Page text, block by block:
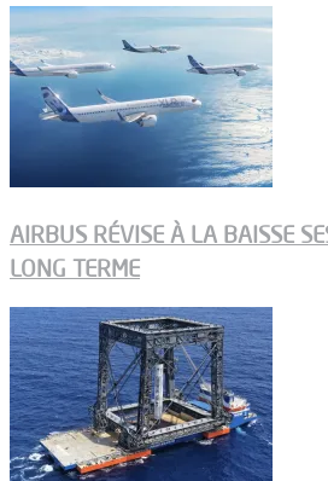
AIRBUS RÉVISE À LA BAISSE
LONG TERME